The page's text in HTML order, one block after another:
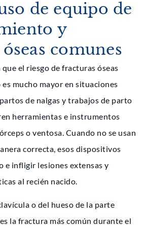
de equipo de
y
comunes
el riesgo de fracturas óseas
mucho mayor en situaciones
de nalgas y trabajos de parto
herramientas e instrumentos
o ventosa. Cuando no se usan
correcta, esos dispositivos
e infligir lesiones extensas y
al recién nacido.
o del hueso de la parte
la fractura más común durante el